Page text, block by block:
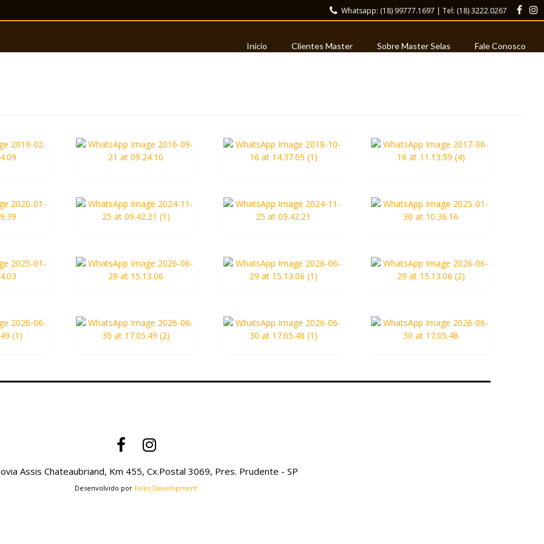
Whatsapp: (18) 99777.1697 | Tel: (18) 3222.0267
Início Clientes Master Sobre Master Selas Fale Conosco
Assis Chateaubriand, Km 455, Cx.Postal 3069, Pres. Prudente - SP
Desenvolvido por Fives Development